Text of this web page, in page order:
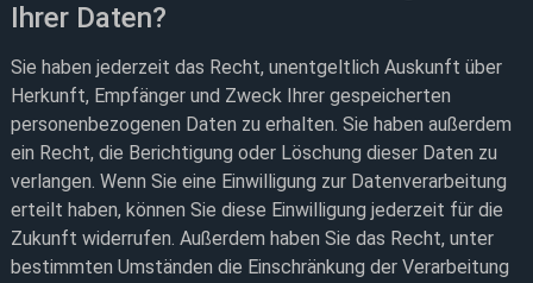
Ihrer Daten?
Sie haben jederzeit das Recht, unentgeltlich Auskunft über
Herkunft, Empfänger und Zweck Ihrer gespeicherten
personenbezogenen Daten zu erhalten. Sie haben außerdem
ein Recht, die Berichtigung oder Löschung dieser Daten zu
verlangen. Wenn Sie eine Einwilligung zur Datenverarbeitung
erteilt haben, können Sie diese Einwilligung jederzeit für die
Zukunft widerrufen. Außerdem haben Sie das Recht, unter
bestimmten Umständen die Einschränkung der Verarbeitung